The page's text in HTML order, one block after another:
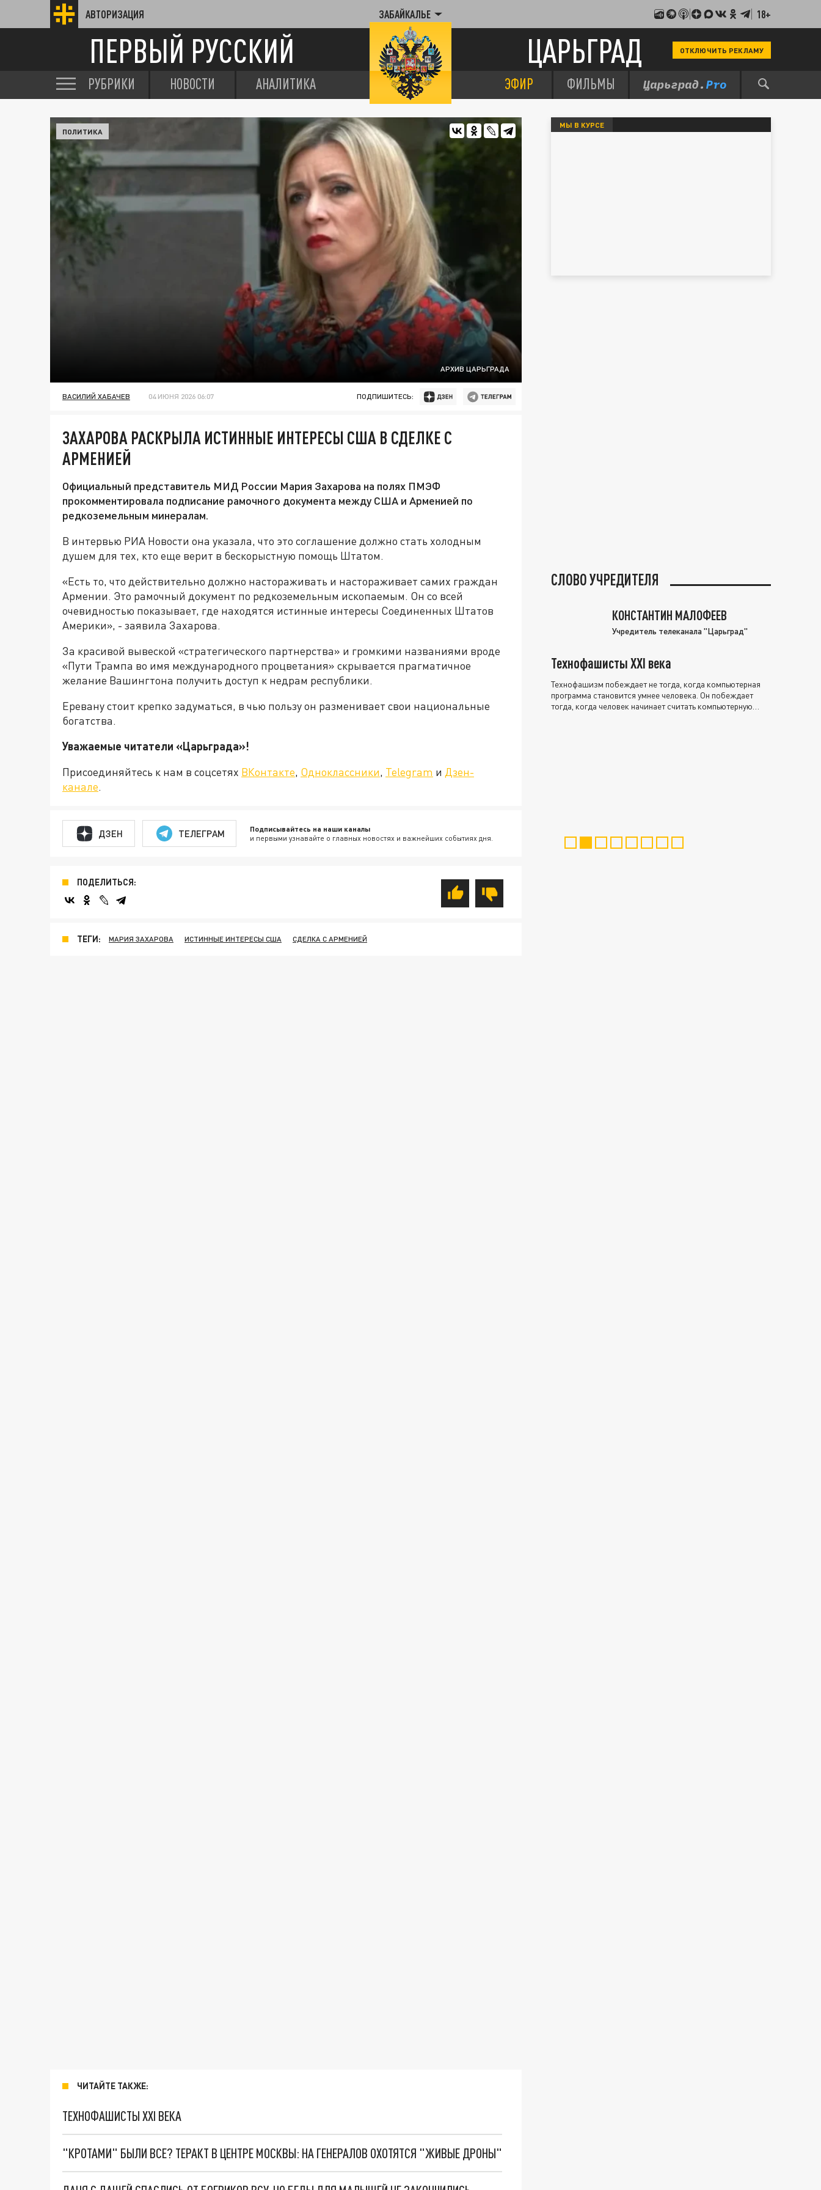
АВТОРИЗАЦИЯ ЗАБАЙКАЛЬЕ 18+
ПЕРВЫЙ РУССКИЙ ЦАРЬГРАД ОТКЛЮЧИТЬ РЕКЛАМУ
РУБРИКИ НОВОСТИ АНАЛИТИКА ЭФИР ФИЛЬМЫ
АРХИВ ЦАРЬГРАДА
ПОЛИТИКА
ВАСИЛИЙ ХАБАЧЕВ 04 ИЮНЯ 2026 06:07 ПОДПИШИТЕСЬ:
ЗАХАРОВА РАСКРЫЛА ИСТИННЫЕ ИНТЕРЕСЫ США В СДЕЛКЕ С
АРМЕНИЕЙ
Официальный представитель МИД России Мария Захарова на полях ПМЭФ
прокомментировала подписание рамочного документа между США и Арменией по
редкоземельным минералам.
В интервью РИА Новости она указала, что это соглашение должно стать холодным
душем для тех, кто еще верит в бескорыстную помощь Штатом.
«Есть то, что действительно должно настораживать и настораживает самих граждан
Армении. Это рамочный документ по редкоземельным ископаемым. Он со всей
очевидностью показывает, где находятся истинные интересы Соединенных Штатов
Америки», - заявила Захарова.
За красивой вывеской «стратегического партнерства» и громкими названиями вроде
«Пути Трампа во имя международного процветания» скрывается прагматичное
желание Вашингтона получить доступ к недрам республики.
Еревану стоит крепко задуматься, в чью пользу он разменивает свои национальные
богатства.
Уважаемые читатели «Царьграда»!
Присоединяйтесь к нам в соцсетях ВКонтакте, Одноклассники, Telegram и Дзен-
канале.
ДЗЕН ТЕЛЕГРАМ Подписывайтесь на наши каналы
и первыми узнавайте о главных новостях и важнейших событиях дня.
ПОДЕЛИТЬСЯ:
ТЕГИ: МАРИЯ ЗАХАРОВА ИСТИННЫЕ ИНТЕРЕСЫ США СДЕЛКА С АРМЕНИЕЙ
ЧИТАЙТЕ ТАКЖЕ:
ТЕХНОФАШИСТЫ XXI ВЕКА
"КРОТАМИ" БЫЛИ ВСЕ? ТЕРАКТ В ЦЕНТРЕ МОСКВЫ: НА ГЕНЕРАЛОВ ОХОТЯТСЯ "ЖИВЫЕ ДРОНЫ"
МЫ В КУРСЕ
СЛОВО УЧРЕДИТЕЛЯ
КОНСТАНТИН МАЛОФЕЕВ
Учредитель телеканала "Царьград"
Технофашисты XXI века
Технофашизм побеждает не тогда, когда компьютерная
программа становится умнее человека. Он побеждает
тогда, когда человек начинает считать компьютерную